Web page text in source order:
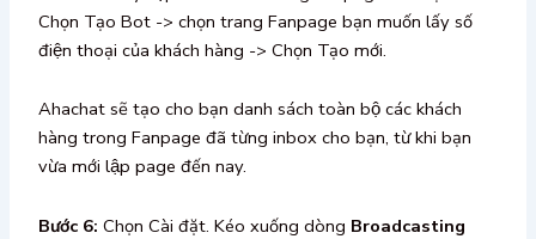
Chọn Tạo Bot -> chọn trang Fanpage bạn muốn lấy số
điện thoại của khách hàng -> Chọn Tạo mới.
Ahachat sẽ tạo cho bạn danh sách toàn bộ các khách
hàng trong Fanpage đã từng inbox cho bạn, từ khi bạn
vừa mới lập page đến nay.
Bước 6: Chọn Cài đặt. Kéo xuống dòng Broadcasting